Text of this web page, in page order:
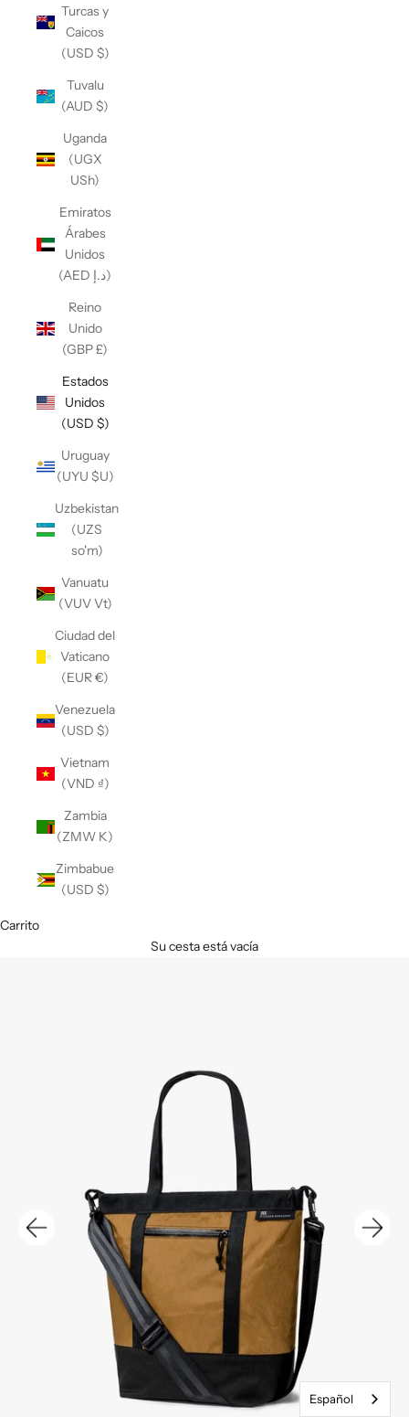
Turcas y
Caicos
(USD $)
Tuvalu
(AUD $)
Uganda
(UGX
USh)
Emiratos
Árabes
Unidos
(AED د.إ)
Reino
Unido
(GBP £)
Estados
Unidos
(USD $)
Uruguay
(UYU $U)
Uzbekistan
(UZS
so'm)
Vanuatu
(VUV Vt)
Ciudad del
Vaticano
(EUR €)
Venezuela
(USD $)
Vietnam
(VND ₫)
Zambia
(ZMW K)
Zimbabue
(USD $)
Carrito
Su cesta está vacía
Español